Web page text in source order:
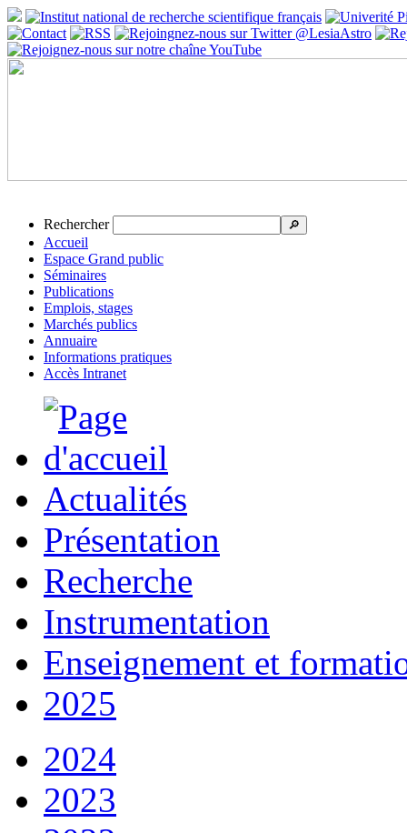
Rechercher 🔎
Accueil
Espace Grand public
Séminaires
Publications
Emplois, stages
Marchés publics
Annuaire
Informations pratiques
Accès Intranet
Actualités
Présentation
Recherche
Instrumentation
Enseignement et
2025
2024
2023